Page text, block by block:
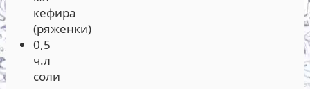
кефира
(ряженки)
0,5
ч.л
соли